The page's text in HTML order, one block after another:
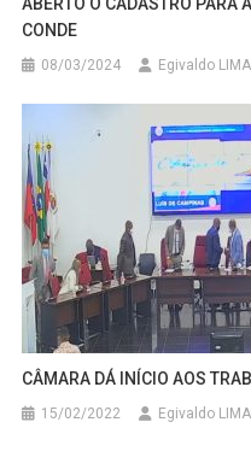
CONDE
08/03/2024 Egivaldo LIMA
CÂMARA DÁ INÍCIO AOS
15/02/2022 Egivaldo LIMA